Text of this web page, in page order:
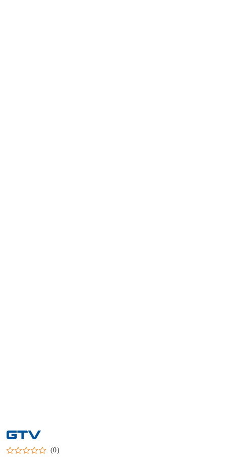
NAZWA
PRODUCENTA:
GTV
(0)